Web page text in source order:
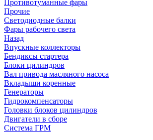
Противотуманные фары
Прочие
Светодиодные балки
Фары рабочего света
Назад
Впускные коллекторы
Бендиксы стартера
Блоки цилиндров
Вал привода масляного насоса
Вкладыши коренные
Генераторы
Гидрокомпенсаторы
Головки блоков цилиндров
Двигатели в сборе
Система ГРМ